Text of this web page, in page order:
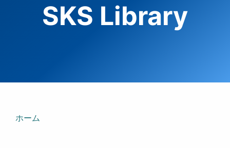
SKS Library
ホーム